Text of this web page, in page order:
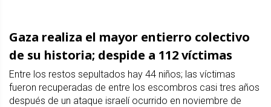
Gaza realiza el mayor entierro colectivo
de su historia; despide a 112 víctimas
Entre los restos sepultados hay 44 niños; las víctimas
fueron recuperadas de entre los escombros casi tres años
después de un ataque israelí ocurrido en noviembre de